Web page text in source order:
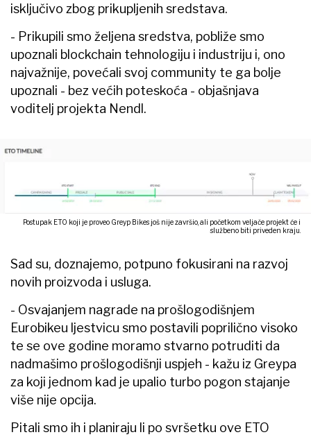
isključivo zbog prikupljenih sredstava.
- Prikupili smo željena sredstva, pobliže smo
upoznali blockchain tehnologiju i industriju i, ono
najvažnije, povećali svoj community te ga bolje
upoznali - bez većih poteskoća - objašnjava
voditelj projekta Nendl.
Postupak ETO koji je proveo Greyp Bikes još nije završio, ali početkom veljače projekt će i
službeno biti priveden kraju.
Sad su, doznajemo, potpuno fokusirani na razvoj
novih proizvoda i usluga.
- Osvajanjem nagrade na prošlogodišnjem
Eurobikeu ljestvicu smo postavili poprilično visoko
te se ove godine moramo stvarno potruditi da
nadmašimo prošlogodišnji uspjeh - kažu iz Greypa
za koji jednom kad je upalio turbo pogon stajanje
više nije opcija.
Pitali smo ih i planiraju li po svršetku ove ETO